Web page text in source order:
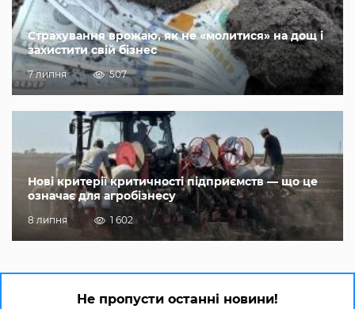
Страхування врожаю, як не «молитися» на дощ і
захистити свій бізнес
7 липня 507
Нові критерії критичності підприємств — що це
означає для агробізнесу
8 липня 1 602
Не пропусти останні новини!